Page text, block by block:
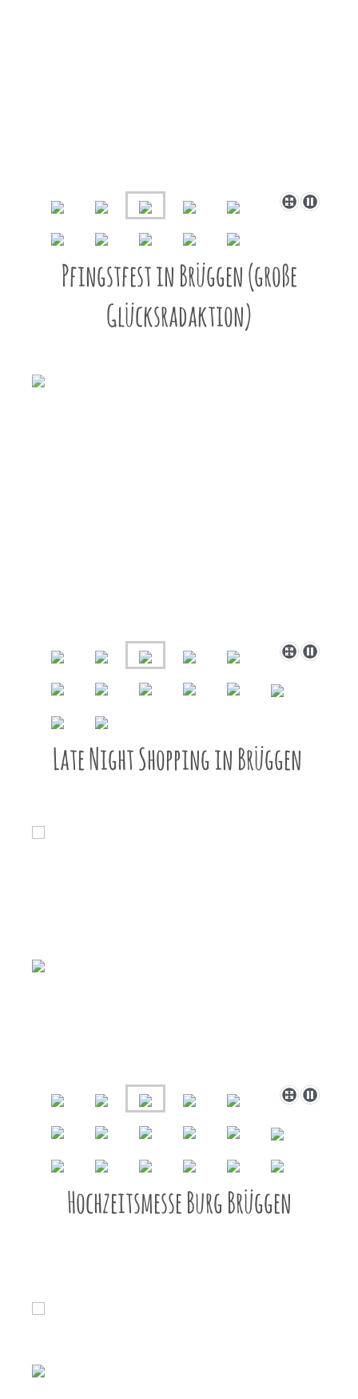
Pfingstfest in Brüggen (große
Glücksradaktion)
Late Night Shopping in Brüggen
Hochzeitsmesse Burg Brüggen